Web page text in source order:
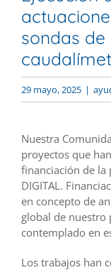
sondas
29 mayo, 2025 |
Nuestra
proyectos que
financiación de la
DIGITAL.
en concepto de
global de nuestro
contemplado en
Los trabajos han